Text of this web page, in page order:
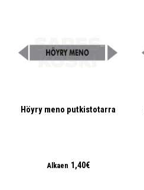
Höyry meno putkistotarra
Alkaen 1,40€